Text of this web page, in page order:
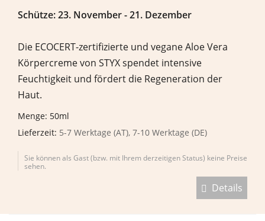
Schütze: 23. November - 21. Dezember
Die ECOCERT-zertifizierte und vegane Aloe Vera
Körpercreme von STYX spendet intensive
Feuchtigkeit und fördert die Regeneration der
Haut.
Menge: 50ml
Lieferzeit: 5-7 Werktage (AT), 7-10 Werktage (DE)
Sie können als Gast (bzw. mit Ihrem derzeitigen Status) keine Preise
sehen.
Details